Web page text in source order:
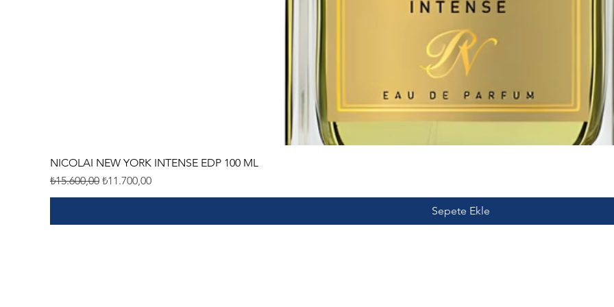
NICOLAI NEW YORK INTENSE EDP 100 ML
Normal Fiyat
₺15.600,00 İndirimli Fiyat
₺11.700,00
Sepete Ekle